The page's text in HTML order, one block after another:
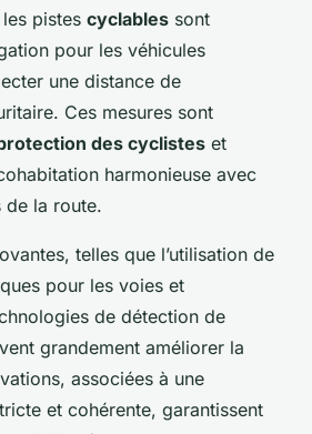
pistes cyclables sont
pour les véhicules
une distance de
Ces mesures sont
des cyclistes et
harmonieuse avec
de la route.
telles que l’utilisation de
pour les voies et
de détection de
grandement améliorer la
associées à une
et cohérente, garantissent